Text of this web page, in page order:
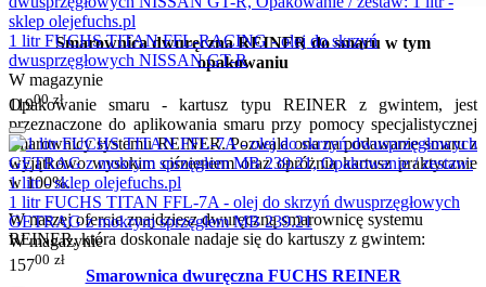
Smarownica dwuręczna REINER do smaru w tym
opakowaniu
Opakowanie smaru - kartusz typu REINER z gwintem, jest
przeznaczone do aplikowania smaru przy pomocy specjalistycznej
smarownicy systemu REINER. Pozwala ona na podawanie smaru z
wyjątkowo wysokim ciśnieniem oraz opróżnia kartusz praktycznie
w 100%.
W naszej ofercie znajdziesz dwuręczną smarownicę systemu
REINER, która doskonale nadaje się do kartuszy z gwintem:
Smarownica dwuręczna FUCHS REINER
1 litr FUCHS TITAN FFL-RACING - olej do skrzyń
dwusprzęgłowych NISSAN GT-R
W magazynie
11900 zł
1 litr FUCHS TITAN FFL-7A - olej do skrzyń dwusprzęgłowych
GETRAG z mokrym sprzęgłem MB 239.21
W magazynie
15700 zł